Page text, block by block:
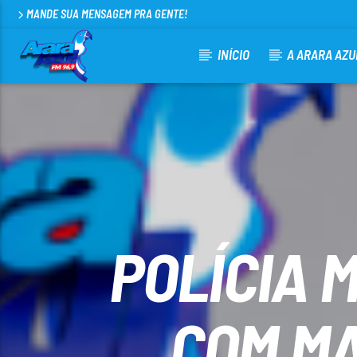
MANDE SUA MENSAGEM PRA GENTE!
INÍCIO A ARARA
CURRENT TRACK
ARARA AZUL FM 96,9
POLÍCIA